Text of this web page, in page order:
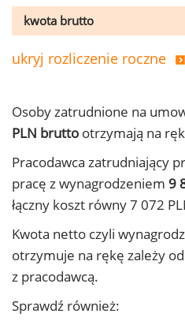
kwota brutto
ukryj rozliczenie roczne
Osoby zatrudnione na
PLN brutto otrzymają na
Pracodawca zatrudniający
pracę z wynagrodzeniem 9
łączny koszt równy 7 072
Kwota netto czyli
otrzymuje na rękę zależy
z pracodawcą.
Sprawdź również: